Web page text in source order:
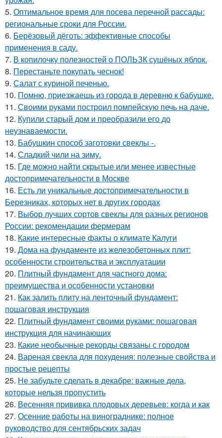
5. Оптимальное время для посева перечной рассады:
региональные сроки для России.
6. Берёзовый дёготь: эффективные способы
применения в саду.
7. В копилочку полезностей о ПОЛЬЗК сушёных яблок.
8. Перестаньте покупать чеснок!
9. Салат с куриной печенью.
10. Помню, приезжаешь из города в деревню к бабушке.
11. Своими руками построил помпейскую печь на даче.
12. Купили старый дом и преобразили его до
неузнаваемости.
13. Бабушкин способ заготовки свеклы -.
14. Сладкий чили на зиму.
15. Где можно найти скрытые или менее известные
достопримечательности в Москве
16. Есть ли уникальные достопримечательности в
Березниках, которых нет в других городах
17. Выбор лучших сортов свеклы для разных регионов
России: рекомендации фермерам
18. Какие интересные факты о климате Калуги
19. Дома на фундаменте из железобетонных плит:
особенности строительства и эксплуатации
20. Плитный фундамент для частного дома:
преимущества и особенности установки
21. Как залить плиту на ленточный фундамент:
пошаговая инструкция
22. Плитный фундамент своими руками: пошаговая
инструкция для начинающих
23. Какие необычные рекорды связаны с городом
24. Вареная свекла для похудения: полезные свойства и
простые рецепты
25. Не забудьте сделать в декабре: важные дела,
которые нельзя пропустить
26. Весенняя прививка плодовых деревьев: когда и как
27. Осенние работы на винограднике: полное
руководство для сентябрьских задач